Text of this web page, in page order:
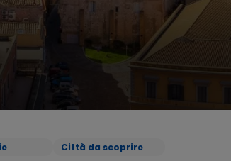
Città da scoprire